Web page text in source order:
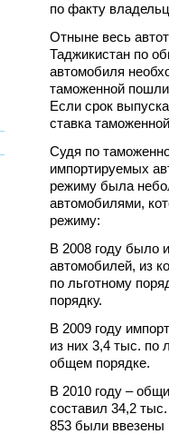
по факту
Отныне весь
Таджикистан по
автомобиля
таможенной
Если срок
ставка
Судя по
импортируемых
режиму была
автомобилями,
режиму:
В 2008 году было
автомобилей, из
по льготному
порядку.
В 2009 году
из них 3,4 тыс. по
общем порядке.
В 2010 году –
составил 34,2
853 были ввезены